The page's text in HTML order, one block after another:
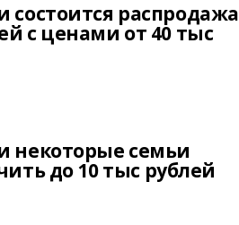
состоится распродажа
с ценами от 40 тыс
некоторые семьи
до 10 тыс рублей